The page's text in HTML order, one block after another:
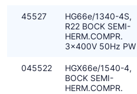
45527
HG66e/1340-4S,
R22 BOCK SEMI-
HERM.COMPR.
3x400V 50Hz PW
045522
HGX66e/1540-4,
BOCK SEMI-
HERM.COMPR.